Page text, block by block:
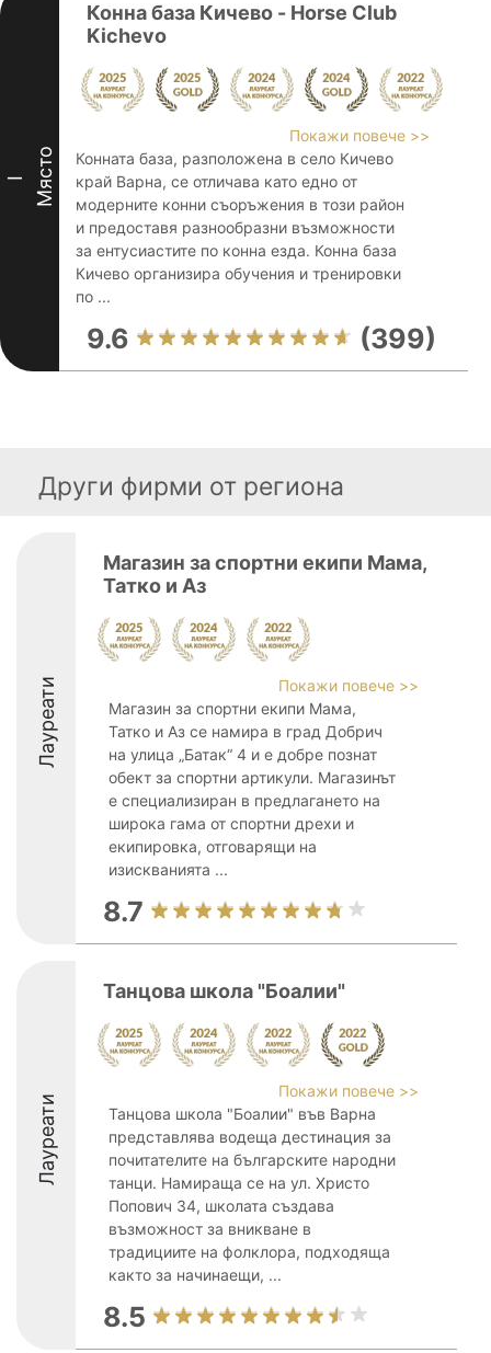
I Място
Конна база Кичево - Horse Club
Kichevo
Покажи повече >>
Конната база, разположена в село Кичево
край Варна, се отличава като едно от
модерните конни съоръжения в този район
и предоставя разнообразни възможности
за ентусиастите по конна езда. Конна база
Кичево организира обучения и тренировки
по ...
9.6 (399)
Други фирми от региона
Лауреати
Магазин за спортни екипи Мама,
Татко и Аз
Покажи повече >>
Магазин за спортни екипи Мама,
Татко и Аз се намира в град Добрич
на улица „Батак“ 4 и е добре познат
обект за спортни артикули. Магазинът
е специализиран в предлагането на
широка гама от спортни дрехи и
екипировка, отговарящи на
изискванията ...
8.7
Лауреати
Танцова школа "Боалии"
Покажи повече >>
Танцова школа "Боалии" във Варна
представлява водеща дестинация за
почитателите на българските народни
танци. Намираща се на ул. Христо
Попович 34, школата създава
възможност за вникване в
традициите на фолклора, подходяща
както за начинаещи, ...
8.5